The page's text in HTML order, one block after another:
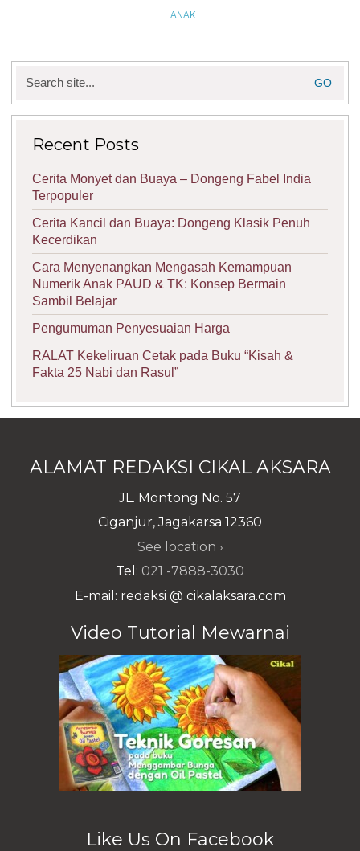
ANAK
for:
Recent Posts
Cerita Monyet dan Buaya – Dongeng Fabel India
Terpopuler
Cerita Kancil dan Buaya: Dongeng Klasik Penuh
Kecerdikan
Cara Menyenangkan Mengasah Kemampuan
Numerik Anak PAUD & TK: Konsep Bermain
Sambil Belajar
Pengumuman Penyesuaian Harga
RALAT Kekeliruan Cetak pada Buku “Kisah &
Fakta 25 Nabi dan Rasul”
ALAMAT REDAKSI CIKAL AKSARA
JL. Montong No. 57
Ciganjur, Jagakarsa 12360
See location ›
Tel: 021 -7888-3030
E-mail: redaksi @ cikalaksara.com
Video Tutorial Mewarnai
Like Us On Facebook